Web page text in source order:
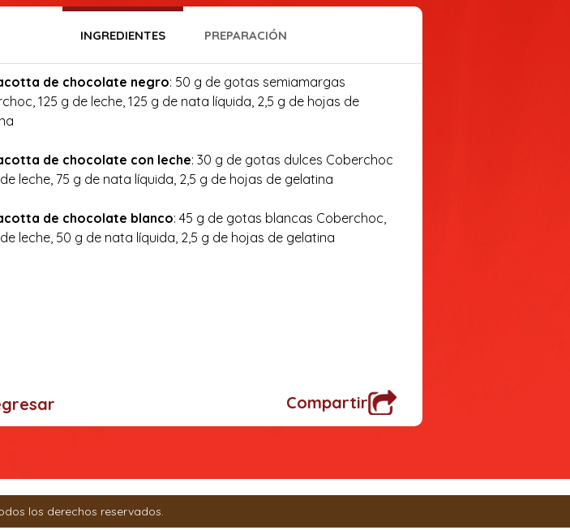
INGREDIENTES PREPARACIÓN
de chocolate negro: 50 g de gotas semiamargas
125 g de leche, 125 g de nata líquida, 2,5 g de hojas de
de chocolate con leche: 30 g de gotas dulces Coberchoc
leche, 75 g de nata líquida, 2,5 g de hojas de gelatina
de chocolate blanco: 45 g de gotas blancas Coberchoc,
leche, 50 g de nata líquida, 2,5 g de hojas de gelatina
Compartir
los derechos reservados.